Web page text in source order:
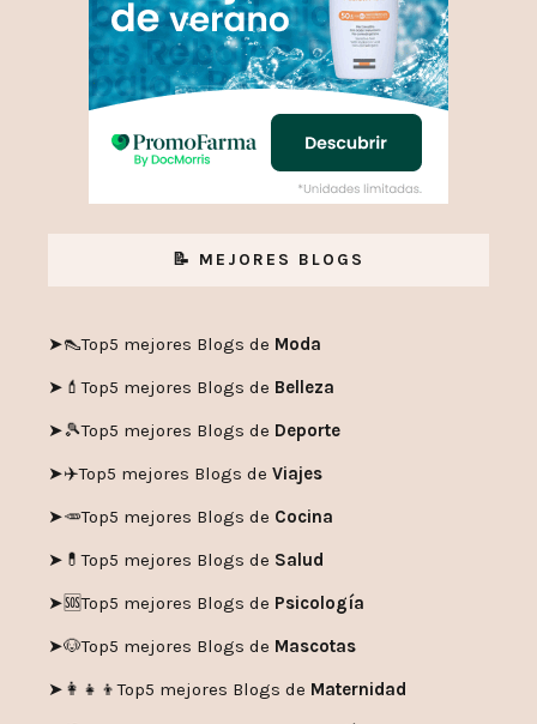
📝 MEJORES BLOGS
➤👠Top5 mejores Blogs de Moda
➤💄Top5 mejores Blogs de Belleza
➤🎾Top5 mejores Blogs de Deporte
➤✈️Top5 mejores Blogs de Viajes
➤🥕Top5 mejores Blogs de Cocina
➤💊Top5 mejores Blogs de Salud
➤🆘Top5 mejores Blogs de Psicología
➤🐶Top5 mejores Blogs de Mascotas
➤👩‍👧‍👦Top5 mejores Blogs de Maternidad